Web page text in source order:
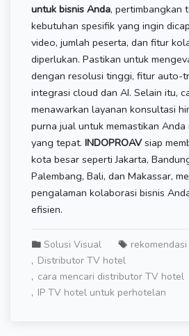
untuk bisnis Anda, pertimbangkan
kebutuhan spesifik yang ingin
video, jumlah peserta, dan fitur
diperlukan. Pastikan untuk
dengan resolusi tinggi, fitur auto-
integrasi cloud dan AI. Selain itu,
menawarkan layanan konsultasi
purna jual untuk memastikan
yang tepat. INDOPROAVsiap
kota besar seperti Jakarta,
Palembang, Bali, dan Makassar,
pengalaman kolaborasi bisnis
efisien.
Solusi Visual
Distributor TV hotel
cara mencari distributor TV hotel
IP TV hotel untuk perhotelan